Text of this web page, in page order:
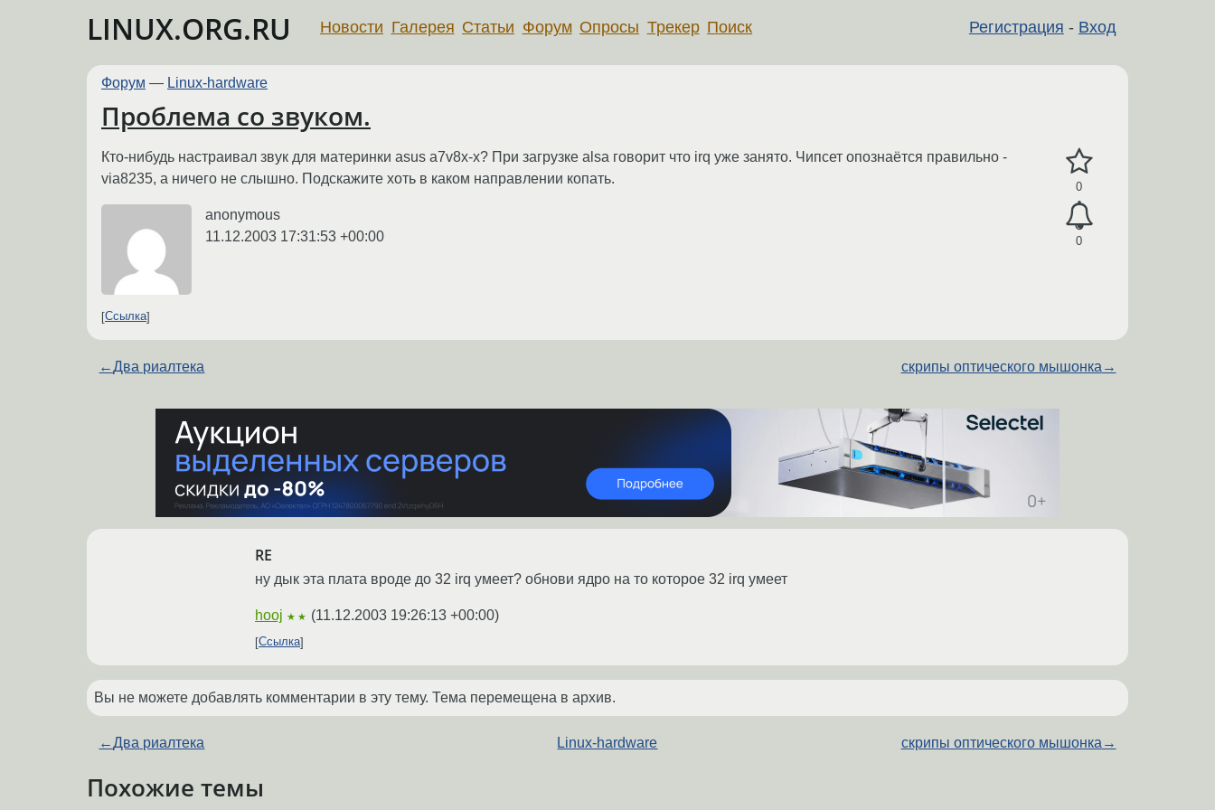
LINUX.ORG.RU Регистрация - Вход
Новости Галерея Статьи Форум Опросы Трекер Поиск
Форум — Linux-hardware
Проблема со звуком.
0
0
Кто-нибудь настраивал звук для материнки asus a7v8x-x? При загрузке alsa говорит что irq уже занято. Чипсет опознаётся правильно -
via8235, а ничего не слышно. Подскажите хоть в каком направлении копать.
anonymous
11.12.2003 17:31:53 +00:00
Ссылка
←Два риалтека скрипы оптического мышонка →
RE
ну дык эта плата вроде до 32 irq умеет? обнови ядро на то которое 32 irq умеет
hooj ★★ (11.12.2003 19:26:13 +00:00)
Ссылка
Вы не можете добавлять комментарии в эту тему. Тема перемещена в архив.
←Два риалтека Linux-hardware скрипы оптического мышонка →
Похожие темы